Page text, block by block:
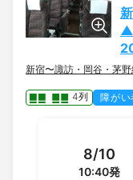
▲
新宿〜諏訪・岡谷・茅野
4列 障がい
8/10
10:40発